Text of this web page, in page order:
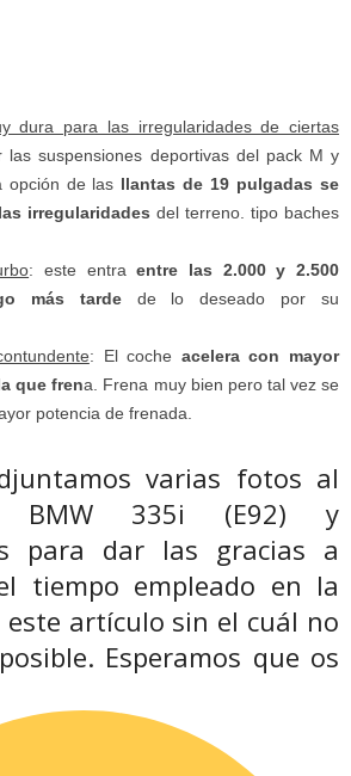
dura para las irregularidades de ciertas
las suspensiones deportivas del pack M y
opción de las llantas de 19 pulgadas se
irregularidades del terreno. tipo baches
: este entraentre las 2.000 y 2.500
más tardede lo deseado por su
: El coche acelera con mayor
que frena. Frena muy bien pero tal vez se
potencia de frenada.
varias fotos al
BMW 335i (E92) y
para dar las gracias a
tiempo empleado en la
este artículo sin el cuál no
Esperamos que os